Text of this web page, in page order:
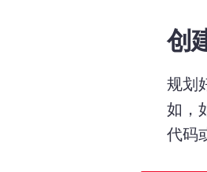
创
规划
如，
代码